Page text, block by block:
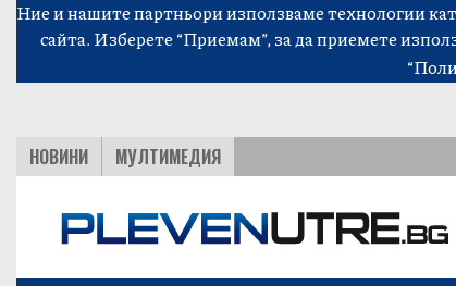
Ние и нашите партньори използваме технологии
сайта. Изберете “Приемам”, за да приемете
НОВИНИ МУЛТИМЕДИЯ